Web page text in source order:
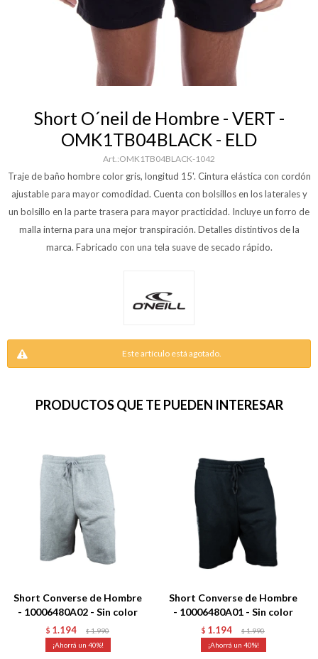
Short O´neil de Hombre - VERT -
OMK1TB04BLACK - ELD
OMK1TB04BLACK-1042
Traje de baño hombre color gris, longitud 15'. Cintura elástica con cordón
ajustable para mayor comodidad. Cuenta con bolsillos en los laterales y
un bolsillo en la parte trasera para mayor practicidad. Incluye un forro de
malla interna para una mejor transpiración. Detalles distintivos de la
marca. Fabricado con una tela suave de secado rápido.
Este artículo está agotado.
PRODUCTOS QUE TE PUEDEN INTERESAR
Short Converse de Hombre
- 10006480A02 - Sin color
$ 1.194 $ 1.990
40
Short Converse de Hombre
- 10006480A01 - Sin color
$ 1.194 $ 1.990
40